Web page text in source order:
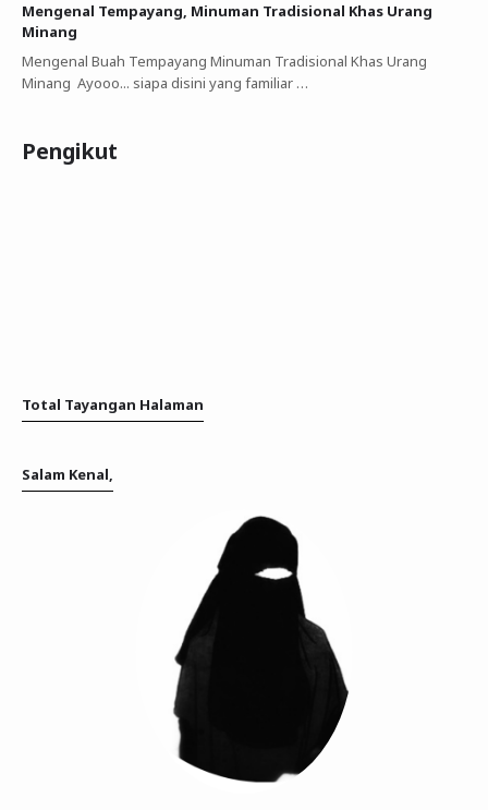
Mengenal Tempayang, Minuman Tradisional Khas Urang
Minang
Mengenal Buah Tempayang Minuman Tradisional Khas Urang
Minang Ayooo... siapa disini yang familiar …
Pengikut
Total Tayangan Halaman
Salam Kenal,